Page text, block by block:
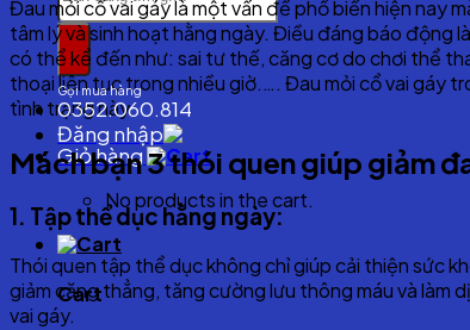
for:
Gọi mua hàng
0352.060.814
Đăng nhập
Giỏ hàng
No products in the cart.
Cart
Đau mỏi cổ vai gáy là một vấn đề phổ biến hiện nay
tâm lý và sinh hoạt hằng ngày. Điều đáng báo động
có thể kể đến như: sai tư thế, căng cơ do chơi thể
thoại liên tục trong nhiều giờ.…. Đau mỏi cổ vai gáy
tình trạng này.
Mách bạn 3 thói quen giúp giảm
1. Tập thể dục hằng ngày:
Thói quen tập thể dục không chỉ giúp cải thiện sức
giảm căng thẳng, tăng cường lưu thông máu và làm
vai gáy.